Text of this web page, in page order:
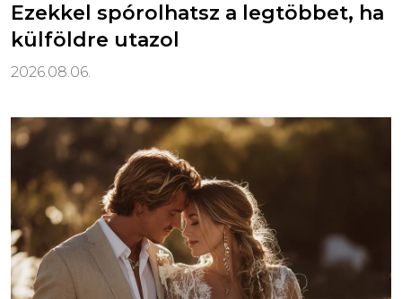
Ezekkel spórolhatsz a legtöbbet, ha
külföldre utazol
2026.08.06.